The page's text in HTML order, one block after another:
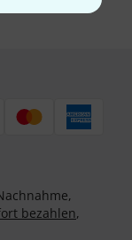
bezahlen,